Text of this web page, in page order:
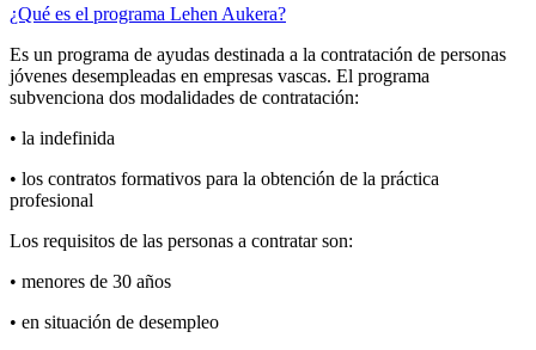
¿Qué es el programa Lehen Aukera?
Es un programa de ayudas destinada a la contratación de personas
jóvenes desempleadas en empresas vascas. El programa
subvenciona dos modalidades de contratación:
• la indefinida
• los contratos formativos para la obtención de la práctica
profesional
Los requisitos de las personas a contratar son:
• menores de 30 años
• en situación de desempleo